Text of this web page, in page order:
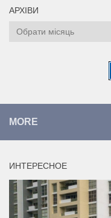
АРХІВИ
Архіви
MORE
ИНТЕРЕСНОЕ